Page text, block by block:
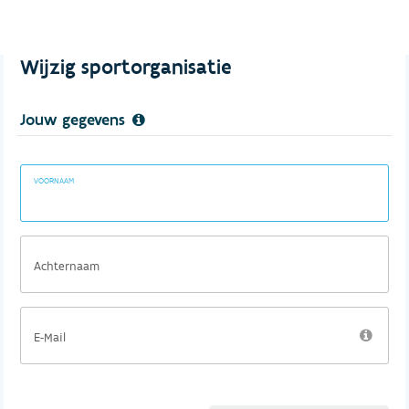
Wijzig sportorganisatie
Jouw gegevens
VOORNAAM
Achternaam
E-Mail